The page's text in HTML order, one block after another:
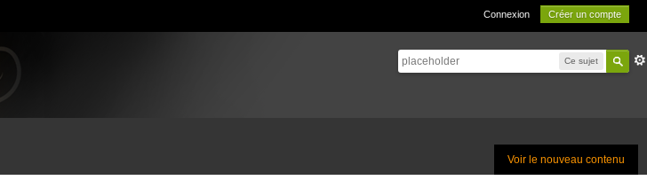
Connexion Créer un compte
Ce sujet
Voir le nouveau contenu